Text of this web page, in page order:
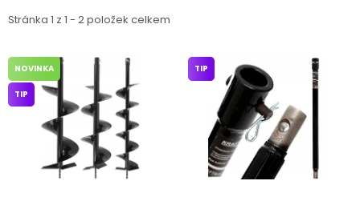
Značky
Jaký je aktuální stav mé objednávky?
Stránka 1 z 1 - 2položek celkem
NOVINKA
TIP
TIP